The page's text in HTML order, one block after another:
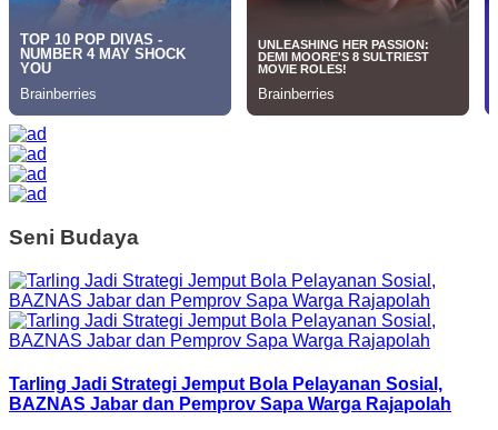
Seni Budaya
Tarling Jadi Strategi Jemput Bola Pelayanan Sosial,
BAZNAS Jabar dan Pemprov Sapa Warga Rajapolah